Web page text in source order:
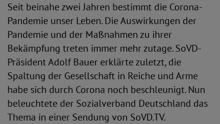
Seit beinahe zwei Jahren bestimmt die Corona-
Pandemie unser Leben. Die Auswirkungen der
Pandemie und der Maßnahmen zu ihrer
Bekämpfung treten immer mehr zutage. SoVD-
Präsident Adolf Bauer erklärte zuletzt, die
Spaltung der Gesellschaft in Reiche und Arme
habe sich durch Corona noch beschleunigt. Nun
beleuchtete der Sozialverband Deutschland das
Thema in einer Sendung von SoVD.TV.